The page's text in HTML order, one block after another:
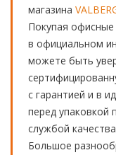
магазина
Покупая
в официальном
можете быть
с гарантией и в
перед упаковкой
службой
Большое